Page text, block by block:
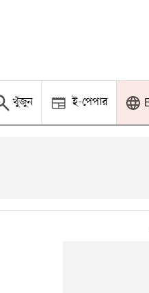
খুঁজুন ই-পেপার